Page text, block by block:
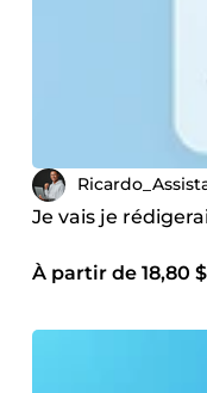
Je vais je
À partir de 18,80